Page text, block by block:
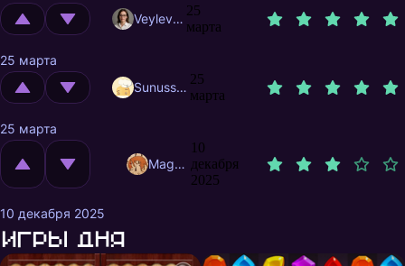
Veylevas
25
марта
25 марта
Sunusstex
25
марта
25 марта
MagnificentMrFox
10
декабря
2025
10 декабря 2025
Игры дня